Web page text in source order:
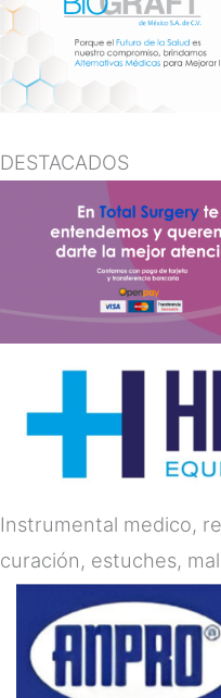
DESTACADOS
Instrumental medico,
curación, estuches,